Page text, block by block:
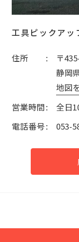
工具ピックアッ
住所
〒
静岡
地図
営業時間
全日
電話番号
053-